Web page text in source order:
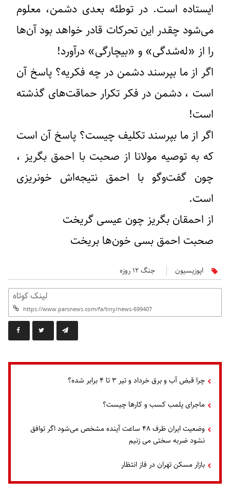
ایستاده است. در توطئه بعدی دشمن، معلوم
می‌شود چقدر این تحرکات قادر خواهد بود آن‌ها
را از «له‌شدگی» و «بیچارگی» درآورد!
اگر از ما بپرسند دشمن در چه فکریه؟ پاسخ آن
است ، دشمن در فکر تکرار حماقت‌های گذشته
است!
اگر از ما بپرسند تکلیف چیست؟ پاسخ آن است
که به توصیه مولانا از صحبت با احمق بگریز ،
چون گفت‌وگو با احمق نتیجه‌اش خونریزی
است.
از احمقان بگریز چون عیسی گریخت
صحبت احمق بسی خون‌ها بریخت
اپوزیسیون جنگ ۱۲ روزه
لینک کوتاه
چرا قبض آب و برق خرداد و تیر ۳ تا ۴ برابر شده؟
ماجرای پلمب کسب و کارها چیست؟
وضعیت ایران ظرف ۴۸ ساعت آینده مشخص می‌شود اگر توافق
نشود ضربه سختی می زنیم
بازار مسکن تهران در فاز انتظار